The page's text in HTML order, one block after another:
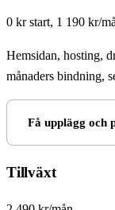
0 kr start, 1 190 kr/
Hemsidan, hosting,
månaders bindning,
Få upplägg och
Tillväxt